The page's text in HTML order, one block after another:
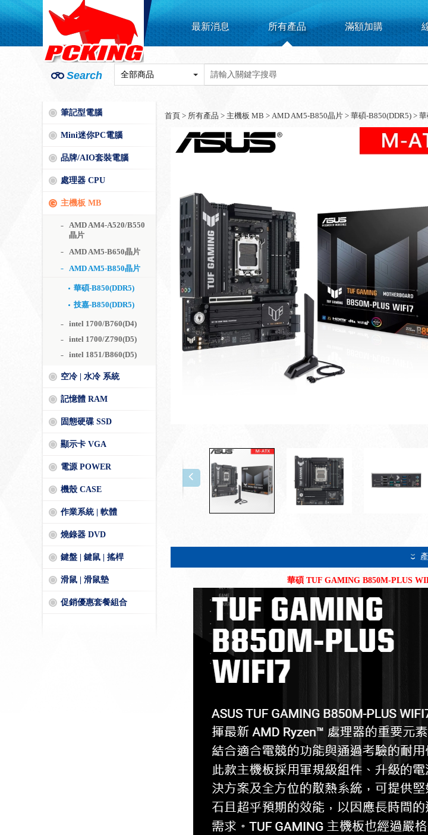
最新消息 所有產品 滿額加購
Search
筆記型電腦
Mini迷你PC電腦
品牌/AIO套裝電腦
處理器 CPU
主機板 MB
AMD AM4-A520/B550
晶片
AMD AM5-B650晶片
AMD AM5-B850晶片
華碩-B850(DDR5)
技嘉-B850(DDR5)
intel 1700/B760(D4)
intel 1700/Z790(D5)
intel 1851/B860(D5)
空冷 | 水冷 系統
記憶體 RAM
固態硬碟 SSD
顯示卡 VGA
電源 POWER
機殼 CASE
作業系統 | 軟體
燒錄器 DVD
鍵盤 | 鍵鼠 | 搖桿
滑鼠 | 滑鼠墊
促銷優惠套餐組合
首頁 > 所有產品 > 主機板 MB > AMD AM5-B850晶片 > 華碩-B850(DDR5) > 華
華碩 TUF GAMING B850M-PLUS